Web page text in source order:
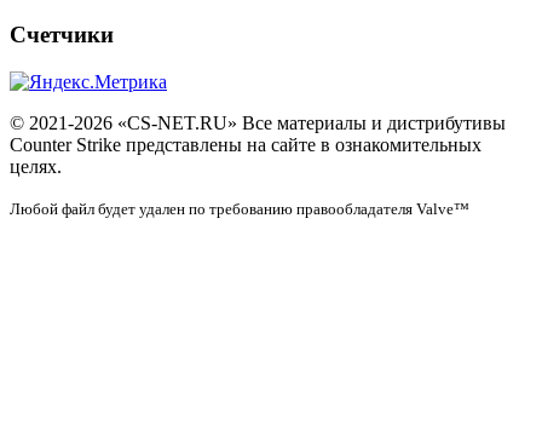
Счетчики
© 2021-2026 «CS-NET.RU» Все материалы и дистрибутивы
Counter Strike представлены на сайте в ознакомительных
целях.
Любой файл будет удален по требованию правообладателя Valve™